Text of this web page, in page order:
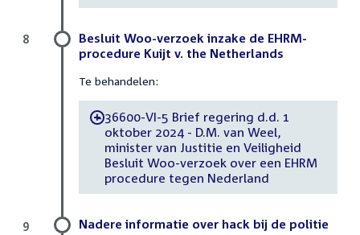
Besluit Woo-verzoek inzake de EHRM-
procedure Kuijt v. the Netherlands
Te behandelen:
-36600-VI-5 Brief regering d.d. 1
oktober 2024 - D.M. van Weel,
minister van Justitie en Veiligheid
Besluit Woo-verzoek over een EHRM
procedure tegen Nederland
8
Nadere informatie over hack bij de politie
9